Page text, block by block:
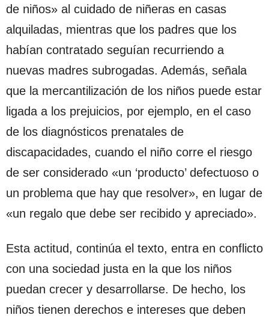
de niños» al cuidado de niñeras en casas
alquiladas, mientras que los padres que los
habían contratado seguían recurriendo a
nuevas madres subrogadas. Además, señala
que la mercantilización de los niños puede estar
ligada a los prejuicios, por ejemplo, en el caso
de los diagnósticos prenatales de
discapacidades, cuando el niño corre el riesgo
de ser considerado «un ‘producto’ defectuoso o
un problema que hay que resolver», en lugar de
«un regalo que debe ser recibido y apreciado».
Esta actitud, continúa el texto, entra en conflicto
con una sociedad justa en la que los niños
puedan crecer y desarrollarse. De hecho, los
niños tienen derechos e intereses que deben